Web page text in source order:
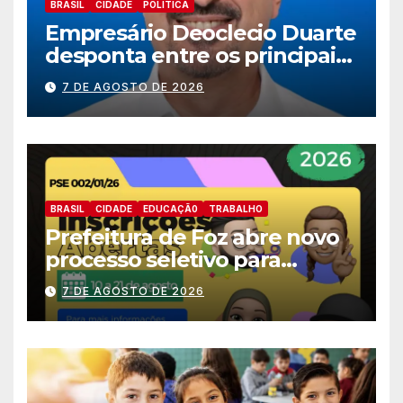
BRASIL CIDADE POLITICA
Empresário Deoclecio Duarte
desponta entre os principais
nomes do União Brasil para
deputado estadual
7 DE AGOSTO DE 2026
BRASIL CIDADE EDUCAÇÃ0 TRABALHO
Prefeitura de Foz abre novo
processo seletivo para
estagiários
7 DE AGOSTO DE 2026